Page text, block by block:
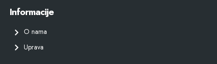
Informacije
O nama
Uprava